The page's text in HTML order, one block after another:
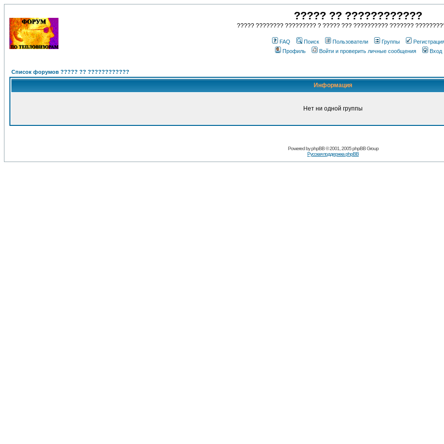
????? ?? ????????????
????? ???????? ????????? ? ????? ??? ?????????? ???????
FAQ Поиск Пользователи Группы
Профиль
Войти и проверить личные сообщения Вход
Список форумов ????? ?? ????????????
Информация
Нет ни одной группы
Powered byphpBB© 2001, 2005 phpBB Group
Русская поддержка phpBB